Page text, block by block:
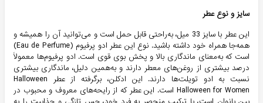
سایز و نوع عطر
این عطر با سایز 33 میل، به‌راحتی قابل حمل است و می‌توانید آن را همیشه و
همه‌جا همراه خود داشته باشید. نوع این عطر ادو پرفیوم (Eau de Perfume)
است که به‌معنای ماندگاری بالا و پخش بوی قوی است. ادو پرفیوم‌ها معمولاً
درصد بیشتری از روغن‌های معطر دارند و به‌همین دلیل، ماندگاری بیشتری
نسبت به ادو تویلت‌ها دارند. این ادکلن، برگرفته از عطر Halloween
Halloween for Women است. این عطر که از رایحه‌های معروف و محبوب در